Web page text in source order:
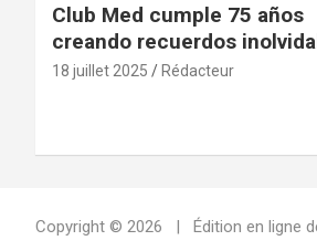
Club Med cumple 75 años
creando recuerdos
18 juillet 2025 Rédacteur
Copyright © 2026 Édition en ligne